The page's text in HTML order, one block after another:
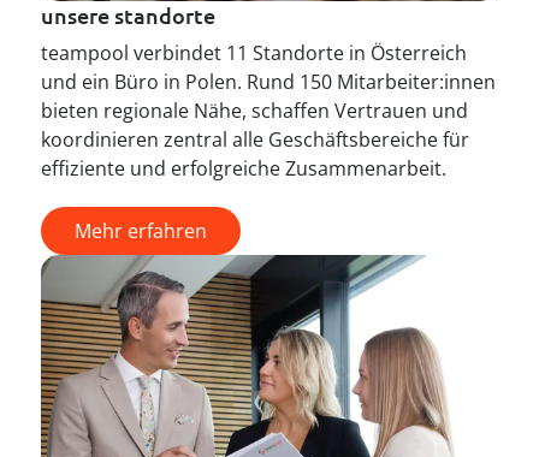
unsere standorte
teampool verbindet 11 Standorte in Österreich
und ein Büro in Polen. Rund 150 Mitarbeiter:innen
bieten regionale Nähe, schaffen Vertrauen und
koordinieren zentral alle Geschäftsbereiche für
effiziente und erfolgreiche Zusammenarbeit.
Mehr erfahren